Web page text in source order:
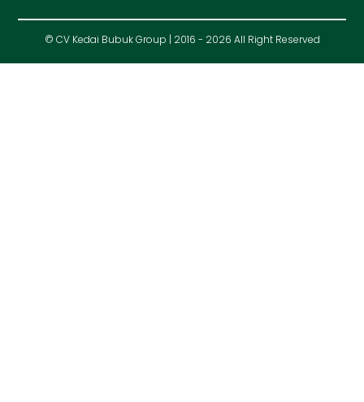
© CV Kedai Bubuk Group | 2016 - 2026 All Right Reserved